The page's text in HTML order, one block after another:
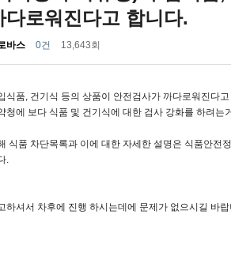
다로워진다고 합니다.
바스 0건 13,643회
식품, 건기식 등의 상품이 안전검사가 까다로워진다
청에 보다 식품 및 건기식에 대한 검사 강화를 하려는
식품 차단목록과 이에 대한 자세한 설명은 식품안전
.
하셔서 차후에 진행 하시는데에 문제가 없으시길 바